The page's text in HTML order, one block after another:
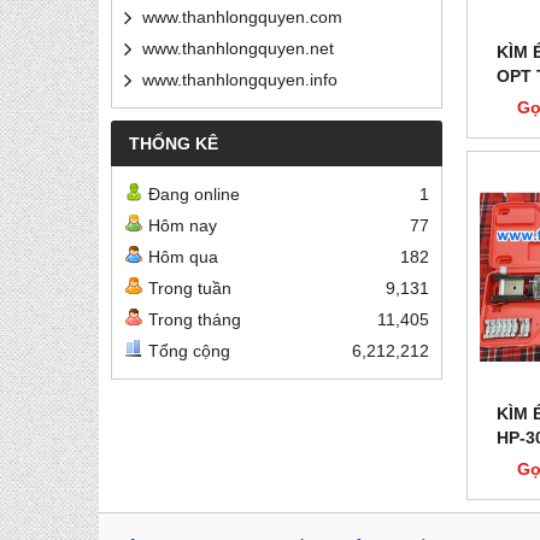
www.thanhlongquyen.com
www.thanhlongquyen.net
www.thanhlongquyen.info
THỐNG KÊ
Đang online
1
Hôm nay
77
Hôm qua
182
Trong tuần
9,131
Trong tháng
11,405
Tổng cộng
6,212,212
KÌM
OPT
KÌM
HP-